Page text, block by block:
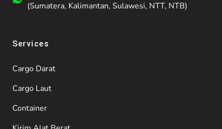
(Sumatera, Kalimantan, Sulawesi, NTT, NTB)
Services
Cargo Darat
Cargo Laut
Container